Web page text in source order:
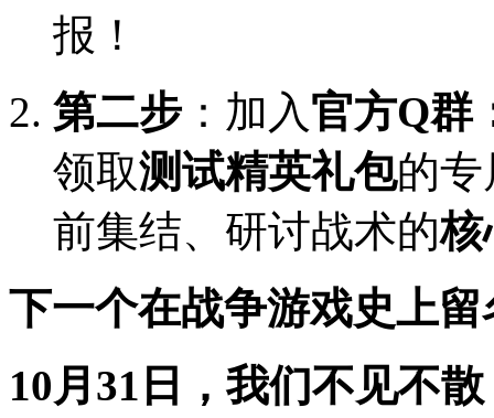
报！
第二步 ：加入官方Q群
领取测试精英礼包的专
前集结、研讨战术的核
下一个在战争游戏史上
10月31日，我们不见不